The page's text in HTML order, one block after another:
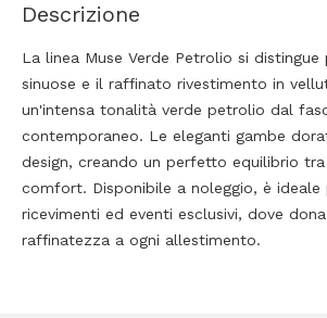
Descrizione
La linea Muse Verde Petrolio si distingue
sinuose e il raffinato rivestimento in
un'intensa tonalità verde petrolio dal
contemporaneo. Le eleganti gambe
design, creando un perfetto equilibrio
comfort. Disponibile a noleggio, è ideale
ricevimenti ed eventi esclusivi, dove
raffinatezza a ogni allestimento.